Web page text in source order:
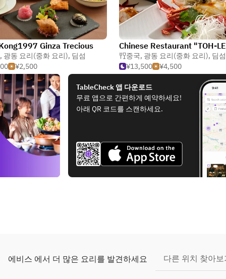
Ginza Trecious
, 광동 요리(중화 요리), 딤섬
¥2,500
Chinese Restaurant "TOH-
중국, 광동 요리(중화 요리), 딤섬
¥13,500
¥4,500
TableCheck 앱 다운로드
무료 앱으로 간편하게 예약하세요!
아래 QR 코드를 스캔하세요.
에비스 에서 더 많은 요리를 발견하세요 다른 위치 찾아보